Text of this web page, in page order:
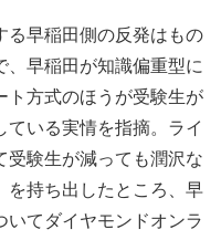
る早稲田側の反発はもの
、早稲田が知識偏重型に
ト方式のほうが受験生が
いる実情を指摘。ライ
受験生が減っても潤沢な
を持ち出したところ、早
いてダイヤモンドオンラ